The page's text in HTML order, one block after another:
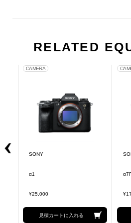
RELATED
CAMERA
SONY
α1
¥25,000
見積カートに入れる